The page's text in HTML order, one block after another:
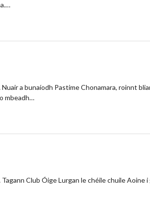
a bunaíodh Pastime Chonamara, roinnt
mbeadh…
Club Óige Lurgan le chéile chuile